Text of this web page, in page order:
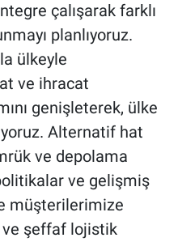
çalışarak farklı
planlıyoruz.
ülkeyle
ve ihracat
genişleterek, ülke
Alternatif hat
ve depolama
ve gelişmiş
müşterilerimize
şeffaf lojistik